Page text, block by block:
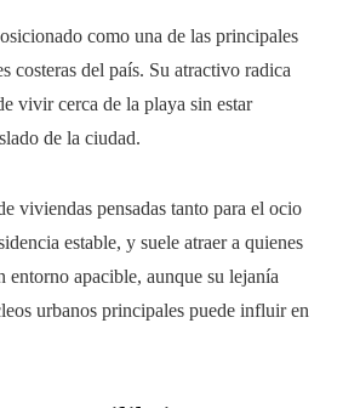
como una de las principales
costeras del país. Su atractivo radica
vivir cerca de la playa sin estar
de la ciudad.
viviendas pensadas tanto para el ocio
estable, y suele atraer a quienes
entorno apacible, aunque su lejanía
urbanos principales puede influir en